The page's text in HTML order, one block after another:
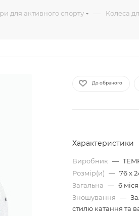
для активного спорту — Колеса
До обраного
Характеристики
Виробник —
Розмір(и) — 76 х
Загальна — 6
Зношування —
стилю катання та